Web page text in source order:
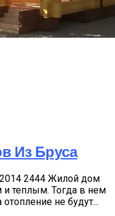
Из Бруса
2444 Жилой дом
теплым. Тогда в нем
не будут...